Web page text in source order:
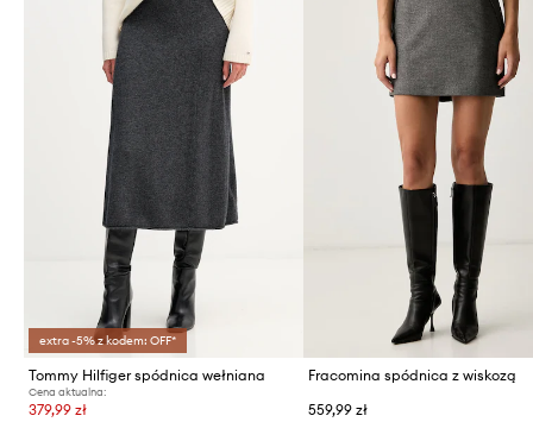
extra -5% z kodem: OFF*
Tommy Hilfiger spódnica wełniana
Cena aktualna:
379,99 zł
Fracomina spódnica z wiskozą
559,99 zł